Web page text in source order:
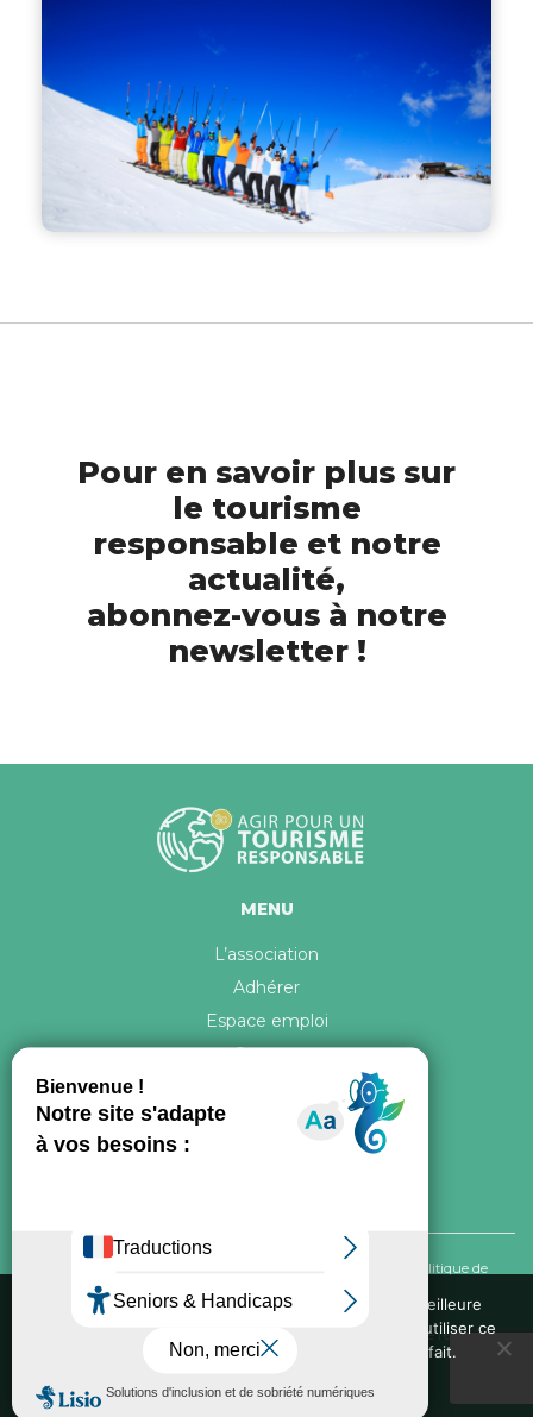
Pour en savoir plus sur
le tourisme
responsable et notre
actualité,
abonnez-vous à notre
newsletter !
MENU
L’association
Adhérer
Espace emploi
Contact
Politique de
confidentialité
Conception graphique, iconographie et développement de ce site réalisés par
Nous utilisons des cookies pour vous garantir la meilleure
expérience sur notre site web. Si vous continuez à utiliser ce
site, nous supposerons que vous en êtes satisfait.